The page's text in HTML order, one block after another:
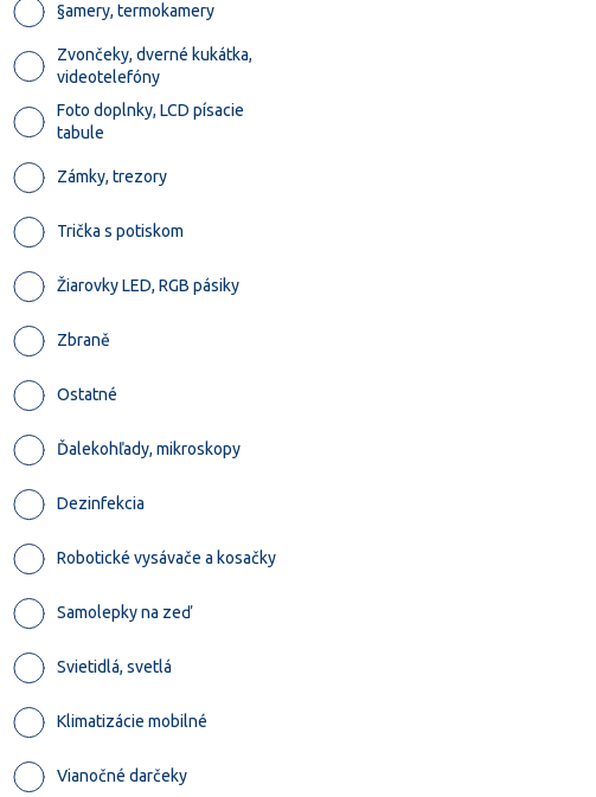
§amery, termokamery
Zvončeky, dverné kukátka,
videotelefóny
Foto doplnky, LCD písacie
tabule
Zámky, trezory
Trička s potiskom
Žiarovky LED, RGB pásiky
Zbraně
Ostatné
Ďalekohľady, mikroskopy
Dezinfekcia
Robotické vysávače a kosačky
Samolepky na zeď
Svietidlá, svetlá
Klimatizácie mobilné
Vianočné darčeky